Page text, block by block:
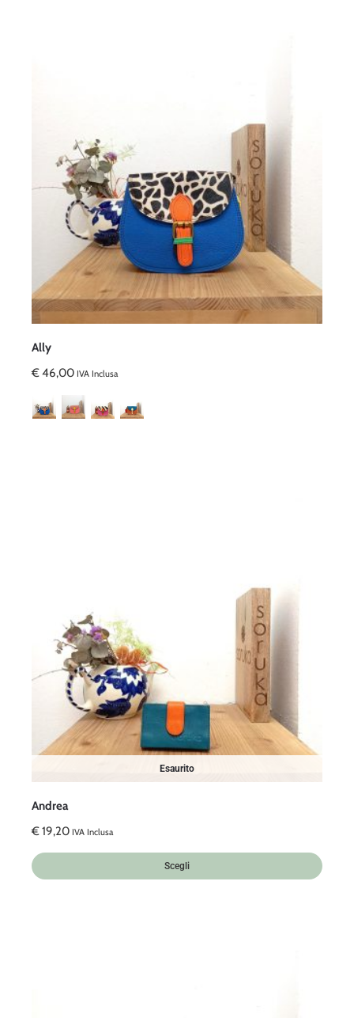
Ally
€46,00 IVA Inclusa
Esaurito
Andrea
€19,20 IVA Inclusa
Scegli